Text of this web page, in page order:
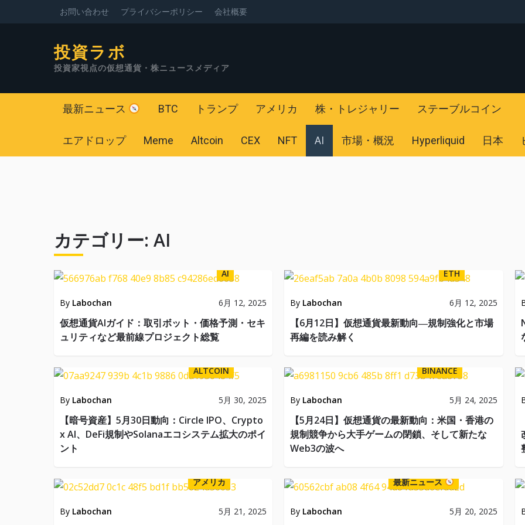
お問い合わせ プライバシーポリシー 会社概要
投資ラボ
投資家視点の仮想通貨・株ニュースメディア
最新ニュース BTC トランプ アメリカ 株・トレジャリー ステーブルコイン
エアドロップ Meme Altcoin CEX NFT AI 市場・概況 Hyperliquid 日本
カテゴリー: AI
AI
By Labochan 6月 12, 2025
仮想通貨AIガイド：取引ボット・価格予測・セキ
ュリティなど最前線プロジェクト総覧
ETH
By Labochan 6月 12, 2025
【6月12日】仮想通貨最新動向―規制強化と市場
再編を読み解く
ALTCOIN
By Labochan 5月 30, 2025
【暗号資産】5月30日動向：Circle IPO、Crypto
x AI、DeFi規制やSolanaエコシステム拡大のポイ
ント
BINANCE
By Labochan 5月 24, 2025
【5月24日】仮想通貨の最新動向：米国・香港の
規制競争から大手ゲームの閉鎖、そして新たな
Web3の波へ
アメリカ
By Labochan 5月 21, 2025
最新ニュース
By Labochan 5月 20, 2025